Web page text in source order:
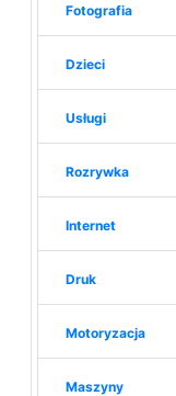
Fotografia
Dzieci
Usługi
Rozrywka
Internet
Druk
Motoryzacja
Maszyny